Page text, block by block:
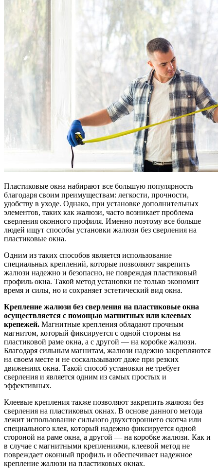
Пластиковые окна набирают все большую популярность
благодаря своим преимуществам: легкости, прочности,
удобству в уходе. Однако, при установке дополнительных
элементов, таких как жалюзи, часто возникает проблема
сверления оконного профиля. Именно поэтому все больше
людей ищут способы установки жалюзи без сверления на
пластиковые окна.
Одним из таких способов является использование
специальных креплений, которые позволяют закрепить
жалюзи надежно и безопасно, не повреждая пластиковый
профиль окна. Такой метод установки не только экономит
время и силы, но и сохраняет эстетический вид окна.
Крепление жалюзи без сверления на пластиковые окна
осуществляется с помощью магнитных или клеевых
крепежей. Магнитные крепления обладают прочным
магнитом, который фиксируется с одной стороны на
пластиковой раме окна, а с другой — на коробке жалюзи.
Благодаря сильным магнитам, жалюзи надежно закрепляются
на своем месте и не соскальзывают даже при резких
движениях окна. Такой способ установки не требует
сверления и является одним из самых простых и
эффективных.
Клеевые крепления также позволяют закрепить жалюзи без
сверления на пластиковых окнах. В основе данного метода
лежит использование сильного двухстороннего скотча или
специального клея, который надежно фиксируется одной
стороной на раме окна, а другой — на коробке жалюзи. Как и
в случае с магнитными креплениями, клеевой метод не
повреждает оконный профиль и обеспечивает надежное
крепление жалюзи на пластиковых окнах.